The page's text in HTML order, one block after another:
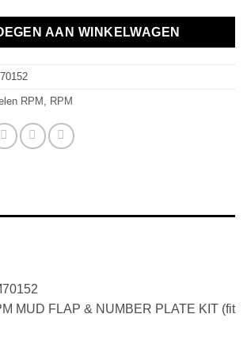
AAN WINKELWAGEN
RPM RPM
MUD FLAP & NUMBER PLATE KIT (fit